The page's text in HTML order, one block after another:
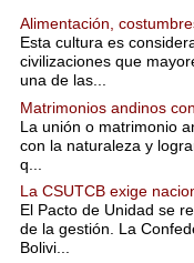
Alimentación,
Esta cultura es
civilizaciones que
una de las...
Matrimonios andinos
La unión o matrimonio
con la naturaleza y
q...
La CSUTCB exige
El Pacto de Unidad se
de la gestión. La
Bolivi...